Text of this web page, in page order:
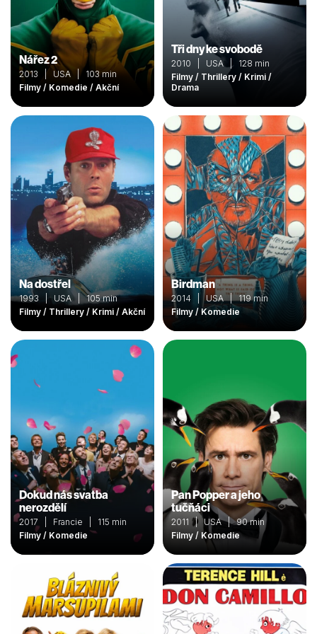
Nářez 2
2013 | USA | 103 min
Filmy / Komedie / Akční
Tři dny ke svobodě
2010 | USA | 128 min
Filmy / Thrillery / Krimi /
Drama
Na dostřel
1993 | USA | 105 min
Filmy / Thrillery / Krimi / Akční
Birdman
2014 | USA | 119 min
Filmy / Komedie
Dokud nás svatba
nerozdělí
2017 | Francie | 115 min
Filmy / Komedie
Pan Popper a jeho
tučňáci
2011 | USA | 90 min
Filmy / Komedie